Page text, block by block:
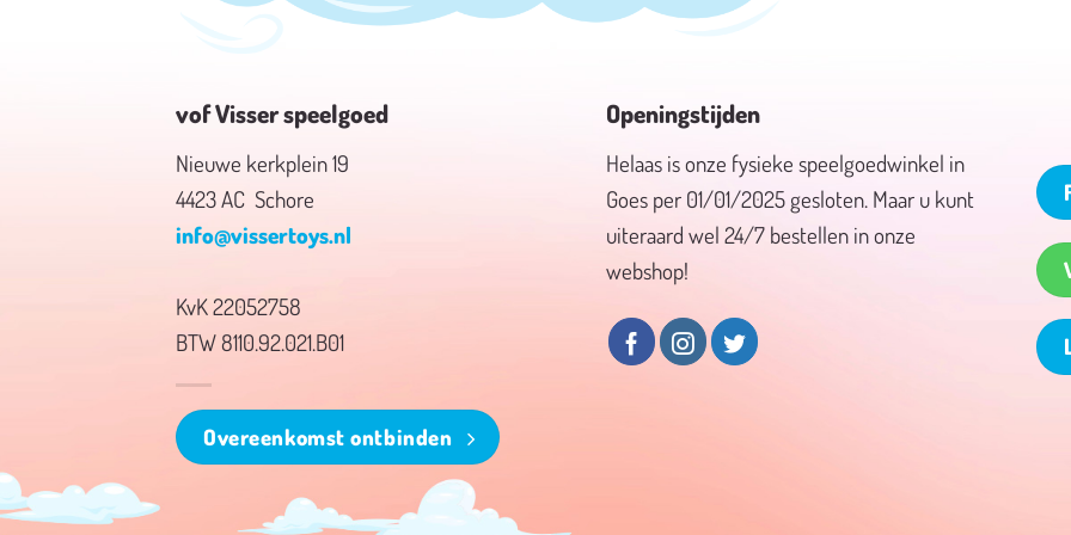
vof Visser speelgoed
Nieuwe kerkplein 19
4423 AC Schore
info@vissertoys.nl
KvK 22052758
BTW 8110.92.021.B01
Overeenkomst ontbinden
Openingstijden
Helaas is onze fysieke speelgoedwinkel in
Goes per 01/01/2025 gesloten. Maar u kunt
uiteraard wel 24/7 bestellen in onze
webshop!